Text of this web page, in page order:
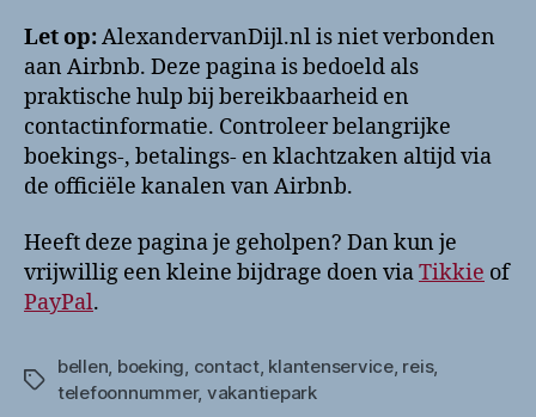
Let op:AlexandervanDijl.nl is niet verbonden
aan Airbnb. Deze pagina is bedoeld als
praktische hulp bij bereikbaarheid en
contactinformatie. Controleer belangrijke
boekings-, betalings- en klachtzaken altijd via
de officiële kanalen van Airbnb.
Heeft deze pagina je geholpen? Dan kun je
vrijwillig een kleine bijdrage doen viaTikkie of
PayPal.
Tags
bellen, boeking, contact, klantenservice, reis,
telefoonnummer, vakantiepark